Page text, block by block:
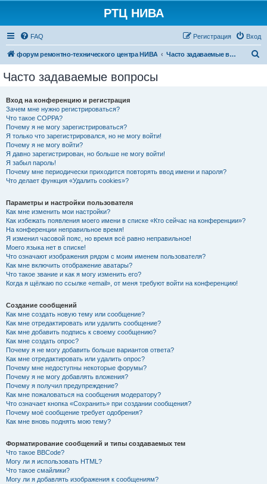
РТЦ НИВА
FAQ Вход
Регистрация
форум ремонтно-технического центра НИВА Часто задаваемые вопросы
Часто задаваемые вопросы
Вход на конференцию и регистрация
Зачем мне нужно регистрироваться?
Что такое COPPA?
Почему я не могу зарегистрироваться?
Я только что зарегистрировался, но не могу войти!
Почему я не могу войти?
Я давно зарегистрирован, но больше не могу войти!
Я забыл пароль!
Почему мне периодически приходится повторять ввод имени и пароля?
Что делает функция «Удалить cookies»?
Параметры и настройки пользователя
Как мне изменить мои настройки?
Как избежать появления моего имени в списке «Кто сейчас на конференции»?
На конференции неправильное время!
Я изменил часовой пояс, но время всё равно неправильное!
Моего языка нет в списке!
Что означают изображения рядом с моим именем пользователя?
Как мне включить отображение аватары?
Что такое звание и как я могу изменить его?
Когда я щёлкаю по ссылке «email», от меня требуют войти на конференцию!
Создание сообщений
Как мне создать новую тему или сообщение?
Как мне отредактировать или удалить сообщение?
Как мне добавить подпись к своему сообщению?
Как мне создать опрос?
Почему я не могу добавить больше вариантов ответа?
Как мне отредактировать или удалить опрос?
Почему мне недоступны некоторые форумы?
Почему я не могу добавлять вложения?
Почему я получил предупреждение?
Как мне пожаловаться на сообщения модератору?
Что означает кнопка «Сохранить» при создании сообщения?
Почему моё сообщение требует одобрения?
Как мне вновь поднять мою тему?
Форматирование сообщений и типы создаваемых тем
Что такое BBCode?
Могу ли я использовать HTML?
Что такое смайлики?
Могу ли я добавлять изображения к сообщениям?